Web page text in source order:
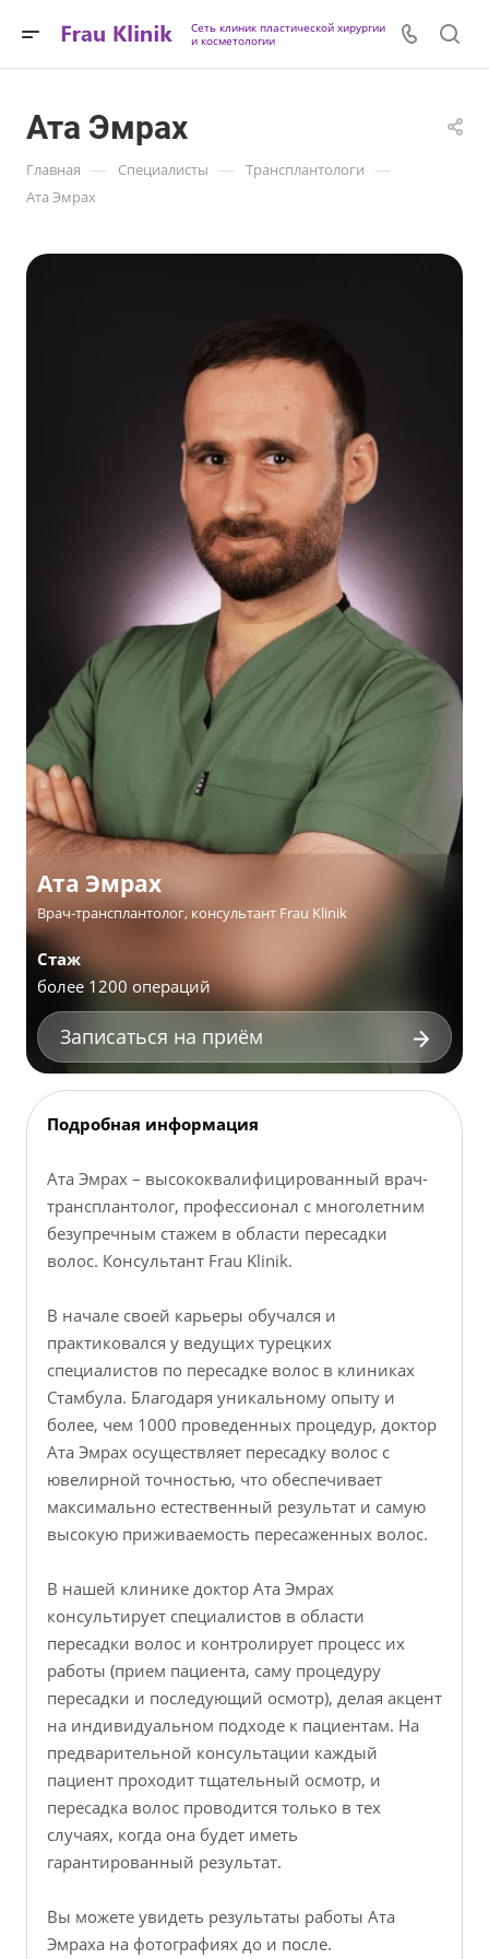
Сеть клиник пластической хирургии
и косметологии
Ата Эмрах
Главная — Специалисты — Трансплантологи —
Ата Эмрах
Ата Эмрах
Врач-трансплантолог, консультант Frau Klinik
Стаж
более 1200 операций
Записаться на приём
Подробная информация
Ата Эмрах – высококвалифицированный врач-
трансплантолог, профессионал с многолетним
безупречным стажем в области пересадки
волос. Консультант Frau Klinik.
В начале своей карьеры обучался и
практиковался у ведущих турецких
специалистов по пересадке волос в клиниках
Стамбула. Благодаря уникальному опыту и
более, чем 1000 проведенных процедур, доктор
Ата Эмрах осуществляет пересадку волос с
ювелирной точностью, что обеспечивает
максимально естественный результат и самую
высокую приживаемость пересаженных волос.
В нашей клинике доктор Ата Эмрах
консультирует специалистов в области
пересадки волос и контролирует процесс их
работы (прием пациента, саму процедуру
пересадки и последующий осмотр), делая акцент
на индивидуальном подходе к пациентам. На
предварительной консультации каждый
пациент проходит тщательный осмотр, и
пересадка волос проводится только в тех
случаях, когда она будет иметь
гарантированный результат.
Вы можете увидеть результаты работы Ата
Эмраха на фотографиях до и после.